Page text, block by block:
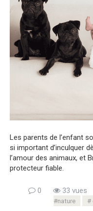
Les parents de l’enfant
si important d’inculquer
l’amour des animaux, et
protecteur fiable.
0 33 vues
#nature